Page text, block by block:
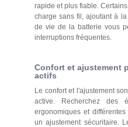
rapide et plus fiable.
charge sans fil, ajoutant à
de vie de la batterie vous
interruptions fréquentes.
Confort et ajustement
actifs
Le confort et l'ajustement
active. Recherchez des
ergonomiques et
un ajustement sécuritaire.